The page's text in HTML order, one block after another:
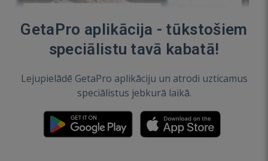
GetaPro aplikācija - tūkstošiem
speciālistu tavā kabatā!
Lejupielādē GetaPro aplikāciju un atrodi uzticamus
speciālistus jebkurā laikā.